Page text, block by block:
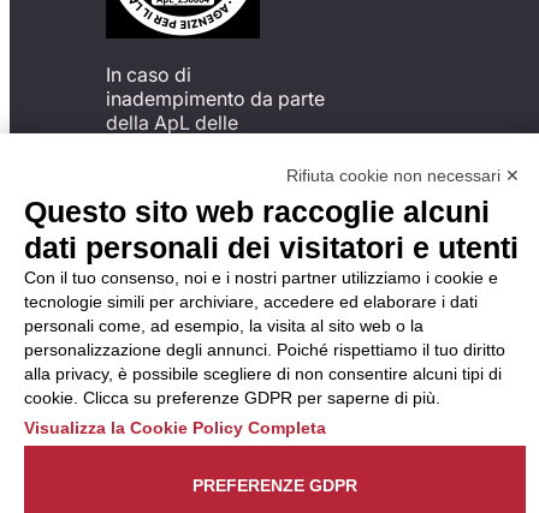
In caso di
inadempimento da parte
della ApL delle
del Codice di Condotta, è
possibile presentare un
reclamo
all’Organismo di
Monitoraggio utilizzando
una delle modalità
descritte al seguente
indirizzo web
https://odm-
agenzielavoro.it/reclami/ .
Rifiuta cookie non necessari ✕
Questo sito web raccoglie alcuni
dati personali dei visitatori e utenti
Con il tuo consenso, noi e i nostri partner utilizziamo i cookie e
tecnologie simili per archiviare, accedere ed elaborare i dati
personali come, ad esempio, la visita al sito web o la
personalizzazione degli annunci. Poiché rispettiamo il tuo diritto
alla privacy, è possibile scegliere di non consentire alcuni tipi di
cookie. Clicca su preferenze GDPR per saperne di più.
Visualizza la Cookie Policy Completa
PREFERENZE GDPR